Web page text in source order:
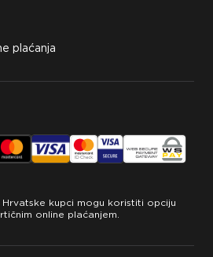
plaćanja
kupci mogu koristiti opciju
online plaćanjem.